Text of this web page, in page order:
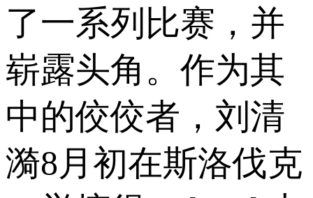
了一系列比赛，并
崭露头角。作为其
中的佼佼者，刘清
漪8月初在斯洛伐克